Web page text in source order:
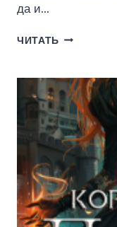
да и…
ЧИТАТЬ МЕЖДУ
ПОЦЕЛУЙ
ДЛЯ
ДРАКОНА
(АЛЕСЯ
ТРОИЦКАЯ)